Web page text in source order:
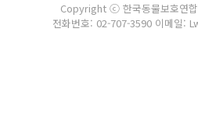
Copyright ⓒ 한국동물보호연
전화번호: 02-707-3590 이메일: